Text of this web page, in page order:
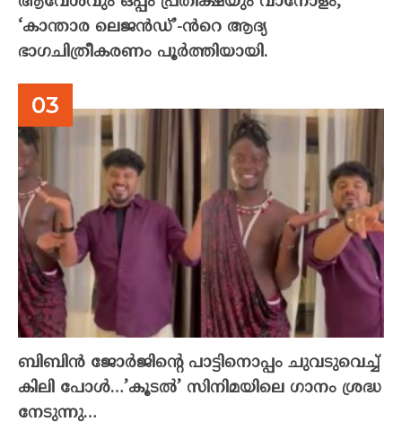
‘കാന്താര ലെജൻഡ്’-ൻറെ ആദ്യ
ഭാഗചിത്രീകരണം പൂർത്തിയായി.
ബിബിൻ ജോർജിന്റെ പാട്ടിനൊപ്പം ചുവടുവെച്ച്
കിലി പോൾ…’കൂടൽ’ സിനിമയിലെ ഗാനം ശ്രദ്ധ
നേടുന്നു…